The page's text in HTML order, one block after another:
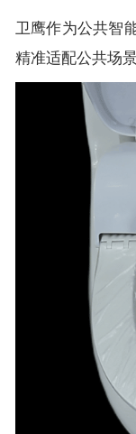
卫鹰作为公共智
精准适配公共场